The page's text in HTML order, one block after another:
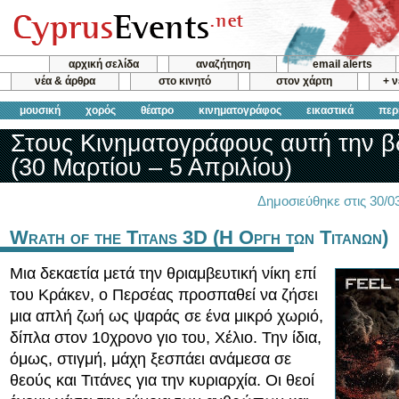
αρχική σελίδα αναζήτηση
email alerts
νέα & άρθρα
στο κινητό στον χάρτη +
μουσική χορός θέατρο κινηματογράφος εικαστικά
Στους Κινηματογράφους αυτή την
(30 Μαρτίου – 5 Απριλίου)
Δημοσιεύθηκε στις
Wrath of the Titans 3D (Η Οργη των Τιτανων)
Μια δεκαετία μετά την θριαμβευτική νίκη επί
του Κράκεν, ο Περσέας προσπαθεί να ζήσει
μια απλή ζωή ως ψαράς σε ένα μικρό χωριό,
δίπλα στον 10χρονο γιο του, Χέλιο. Την ίδια,
όμως, στιγμή, μάχη ξεσπάει ανάμεσα σε
θεούς και Τιτάνες για την κυριαρχία. Οι θεοί